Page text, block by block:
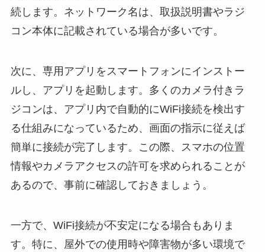
続します。ネットワーク名は、取扱説明書やラジ
コン本体に記載されている場合が多いです。
次に、専用アプリをスマートフォンにインストー
ルし、アプリを起動します。多くのカメラ付きラ
ジコンは、アプリ内で自動的にWiFi接続を検出す
る仕組みになっているため、画面の指示に従えば
簡単に接続が完了します。この際、スマホの位置
情報やカメラアクセスの許可を求められることが
あるので、事前に確認しておきましょう。
一方で、WiFi接続が不安定になる場合もありま
す。特に、屋外での使用時や障害物が多い環境で